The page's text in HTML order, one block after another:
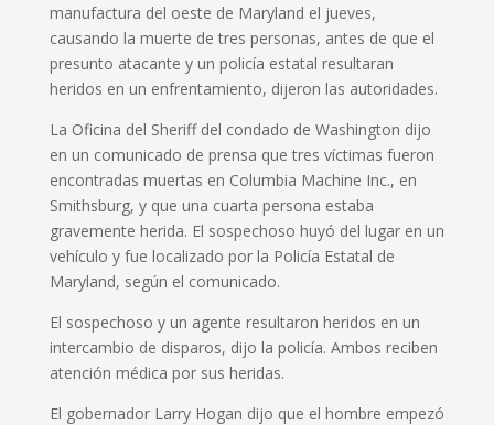
manufactura del oeste de Maryland el jueves,
causando la muerte de tres personas, antes de que el
presunto atacante y un policía estatal resultaran
heridos en un enfrentamiento, dijeron las autoridades.
La Oficina del Sheriff del condado de Washington dijo
en un comunicado de prensa que tres víctimas fueron
encontradas muertas en Columbia Machine Inc., en
Smithsburg, y que una cuarta persona estaba
gravemente herida. El sospechoso huyó del lugar en un
vehículo y fue localizado por la Policía Estatal de
Maryland, según el comunicado.
El sospechoso y un agente resultaron heridos en un
intercambio de disparos, dijo la policía. Ambos reciben
atención médica por sus heridas.
El gobernador Larry Hogan dijo que el hombre empezó